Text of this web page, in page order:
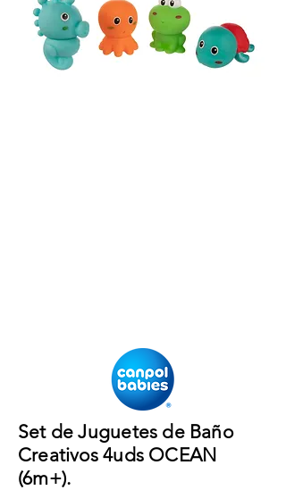
Set de Juguetes de Baño
Creativos 4uds OCEAN
(6m+).